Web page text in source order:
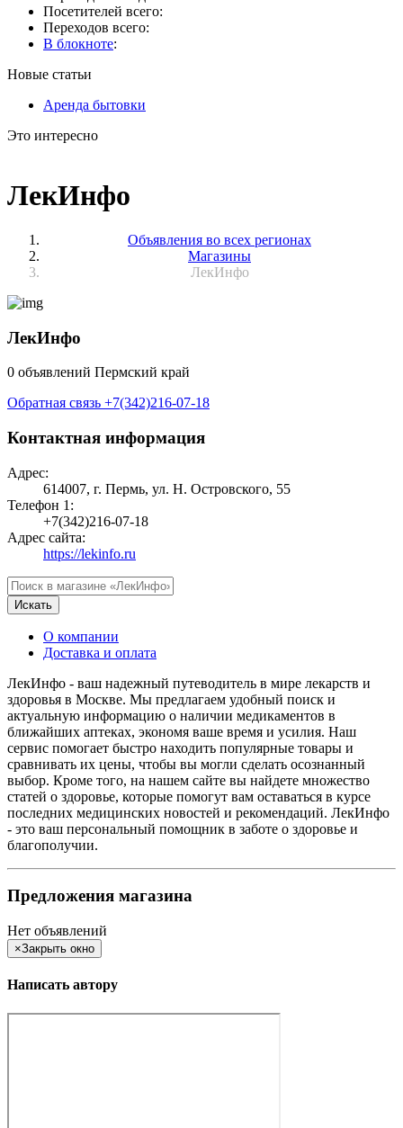
Посетителей всего:
Переходов всего:
В блокноте:
Новые статьи
Аренда бытовки
Это интересно
ЛекИнфо
Объявления во всех регионах
Магазины
ЛекИнфо
ЛекИнфо
0 объявлений Пермский край
Обратная связь +7(342)216-07-18
Контактная информация
Адрес:
614007, г. Пермь, ул. Н. Островского, 55
Телефон 1:
+7(342)216-07-18
Адрес сайта:
https://lekinfo.ru
Искать
О компании
Доставка и оплата
ЛекИнфо - ваш надежный путеводитель в мире лекарств и
здоровья в Москве. Мы предлагаем удобный поиск и
актуальную информацию о наличии медикаментов в
ближайших аптеках, экономя ваше время и усилия. Наш
сервис помогает быстро находить популярные товары и
сравнивать их цены, чтобы вы могли сделать осознанный
выбор. Кроме того, на нашем сайте вы найдете множество
статей о здоровье, которые помогут вам оставаться в курсе
последних медицинских новостей и рекомендаций. ЛекИнфо
- это ваш персональный помощник в заботе о здоровье и
благополучии.
Предложения магазина
Нет объявлений
×Закрыть окно
Написать автору